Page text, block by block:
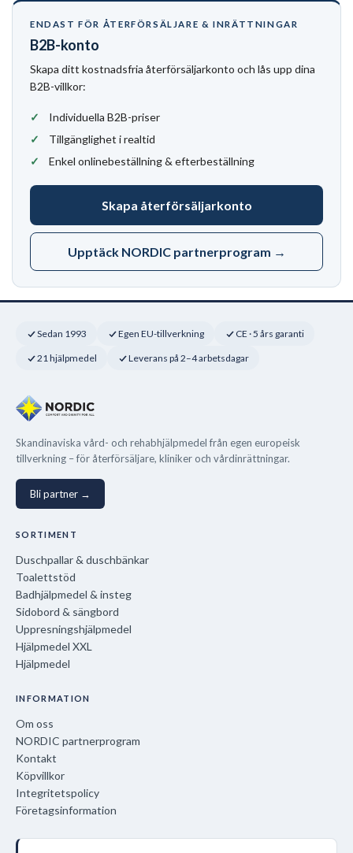
ENDAST FÖR ÅTERFÖRSÄLJARE & INRÄTTNINGAR
B2B-konto
Skapa ditt kostnadsfria återförsäljarkonto och lås upp dina
B2B-villkor:
Individuella B2B-priser
Tillgänglighet i realtid
Enkel onlinebeställning & efterbeställning
Skapa återförsäljarkonto
Upptäck NORDIC partnerprogram →
Sedan 1993 Egen EU-tillverkning CE · 5 års garanti
21 hjälpmedel Leverans på 2–4 arbetsdagar
Skandinaviska vård- och rehabhjälpmedel från egen europeisk
tillverkning – för återförsäljare, kliniker och vårdinrättningar.
Bli partner →
SORTIMENT
Duschpallar & duschbänkar
Toalettstöd
Badhjälpmedel & insteg
Sidobord & sängbord
Uppresningshjälpmedel
Hjälpmedel XXL
Hjälpmedel
INFORMATION
Om oss
NORDIC partnerprogram
Kontakt
Köpvillkor
Integritetspolicy
Företagsinformation